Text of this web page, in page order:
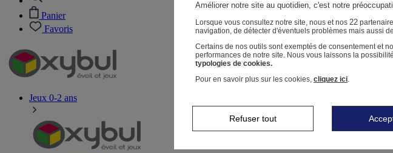
Panier
Favoris
Jeux 0-2 ans
Améliorer notre site au quotidien, c'est notre
Lorsque vous consultez notre site, nous et nos 22
navigation, de détecter d'éventuels problèmes mais aussi
Certains de nos outils sont exemptés de consentement et
performances de notre site. Nous vous laissons la
typologies de cookies.
Pour en savoir plus sur les cookies, cliquez ici.
Refuser tout